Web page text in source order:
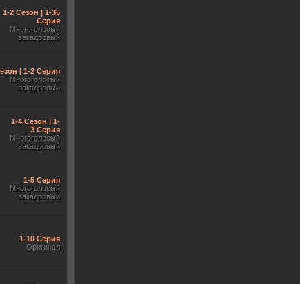
1-2 Сезон | 1-35
Серия
Многоголосый
закадровый
| 1-2 Серия
Многоголосый
закадровый
1-4 Сезон | 1-
3 Серия
Многоголосый
закадровый
1-5 Серия
Многоголосый
закадровый
1-10 Серия
Оригинал